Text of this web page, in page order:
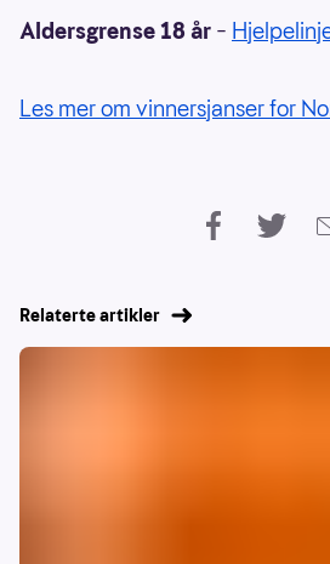
Aldersgrense 18 år –
Les mer om vinnersjanser for
Relaterte artikler